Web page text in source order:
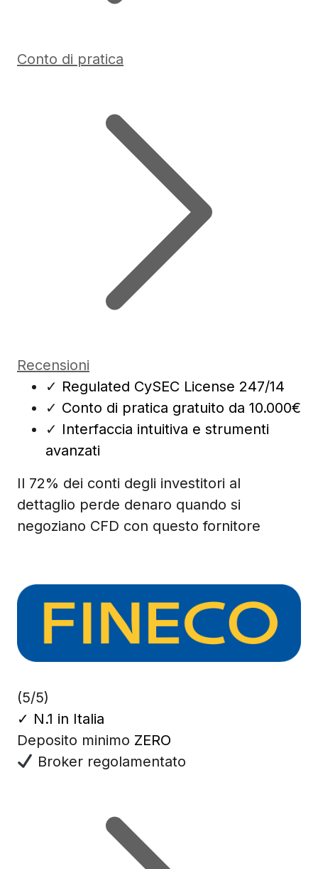
Conto di pratica
Recensioni
✓ Regulated CySEC License 247/14
✓ Conto di pratica gratuito da 10.000€
✓ Interfaccia intuitiva e strumenti
avanzati
Il 72% dei conti degli investitori al
dettaglio perde denaro quando si
negoziano CFD con questo fornitore
(5/5)
✓ N.1 in Italia
Deposito minimo ZERO
Broker regolamentato